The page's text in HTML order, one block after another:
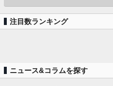
注目数ランキング
ニュース&コラムを探す